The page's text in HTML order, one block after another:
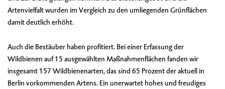
Artenvielfalt wurden im Vergleich zu den umliegenden Grünflächen
damit deutlich erhöht.
Auch die Bestäuber haben profitiert. Bei einer Erfassung der
Wildbienen auf 15 ausgewählten Maßnahmenflächen fanden wir
insgesamt 157 Wildbienenarten, das sind 65 Prozent der aktuell in
Berlin vorkommenden Artens. Ein unerwartet hohes und freudiges